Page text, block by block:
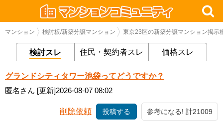
マンション 検討板/新築分譲マンション 東京23区の新築分譲マンション掲示
検討スレ 住民・契約者スレ 価格スレ
グランドシティタワー池袋ってどうですか？
匿名さん [更新]2026-08-07 08:02
削除依頼 投稿する 参考になる! 計21009